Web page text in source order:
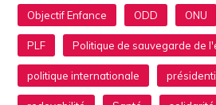
Objectif Enfance ODD ONU
PLF Politique de sauvegarde de
politique internationale